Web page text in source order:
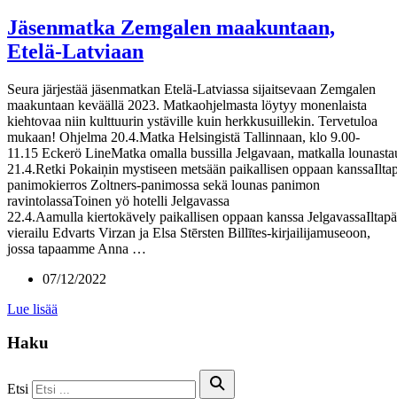
Jäsenmatka Zemgalen maakuntaan,
Etelä-Latviaan
Seura järjestää jäsenmatkan Etelä-Latviassa sijaitsevaan Zemgalen
maakuntaan keväällä 2023. Matkaohjelmasta löytyy monenlaista
kiehtovaa niin kulttuurin ystäville kuin herkkusuillekin. Tervetuloa
mukaan! Ohjelma 20.4.Matka Helsingistä Tallinnaan, klo 9.00-
11.15 Eckerö LineMatka omalla bussilla Jelgavaan, matkalla
21.4.Retki Pokaiņin mystiseen metsään paikallisen oppaan
panimokierros Zoltners-panimossa sekä lounas panimon
ravintolassaToinen yö hotelli Jelgavassa
22.4.Aamulla kiertokävely paikallisen oppaan kanssa
vierailu Edvarts Virzan ja Elsa Stērsten Billītes-kirjailijamuseoon,
jossa tapaamme Anna …
07/12/2022
Lue lisää
Haku
Etsi